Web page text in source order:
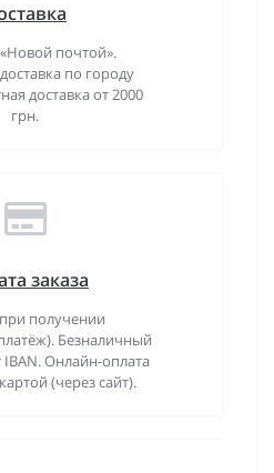
почтой».
по городу
доставка от 2000
грн.
заказа
получении
Безналичный
IBAN. Онлайн-оплата
(через сайт).